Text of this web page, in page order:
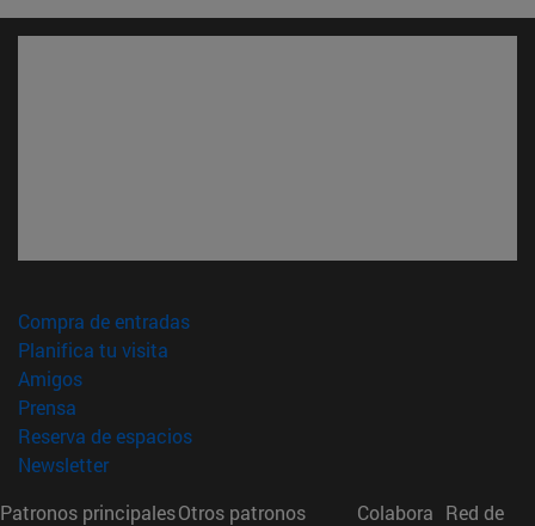
Compra de entradas(abre en nueva ventana)
Planifica tu visita
Amigos(abre en nueva ventana)
Prensa
Reserva de espacios(abre en nueva ventana)
Newsletter(abre en nueva ventana)
Patronos principalesOtros patronos
Colabora Red de